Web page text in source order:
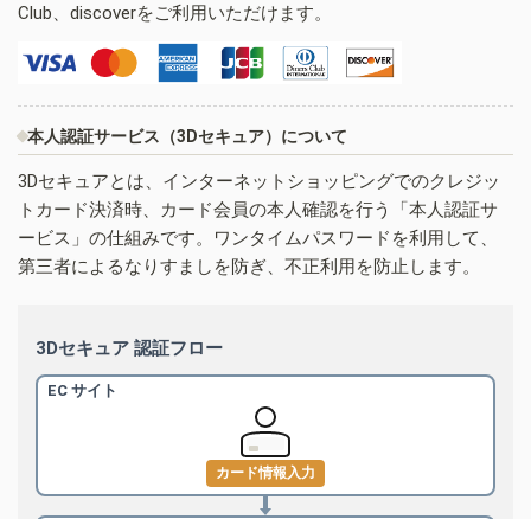
Club、discoverをご利用いただけます。
本人認証サービス（3Dセキュア）について
3Dセキュアとは、インターネットショッピングでのクレジッ
トカード決済時、カード会員の本人確認を行う「本人認証サ
ービス」の仕組みです。ワンタイムパスワードを利用して、
第三者によるなりすましを防ぎ、不正利用を防止します。
3Dセキュア 認証フロー
EC サイト
カード情報入力